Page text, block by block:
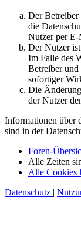
Der Betreiber
die
Nutzer per
Der Nutzer
Im Falle des
Betreiber und
sofortiger
Die
der Nutzer
Informationen über
sind in der
Foren-
Alle Zeiten
Alle Cookies
Datenschutz |